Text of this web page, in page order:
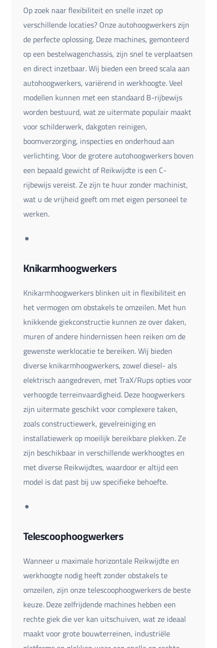
Op zoek naar flexibiliteit en snelle inzet op
verschillende locaties? Onze autohoogwerkers zijn
de perfecte oplossing. Deze machines, gemonteerd
op een bestelwagenchassis, zijn snel te verplaatsen
en direct inzetbaar. Wij bieden een breed scala aan
autohoogwerkers, variërend in werkhoogte. Veel
modellen kunnen met een standaard B-rijbewijs
worden bestuurd, wat ze uitermate populair maakt
voor schilderwerk, dakgoten reinigen,
boomverzorging, inspecties en onderhoud aan
verlichting. Voor de grotere autohoogwerkers boven
een bepaald gewicht of Reikwijdte is een C-
rijbewijs vereist. Ze zijn te huur zonder machinist,
wat u de vrijheid geeft om met eigen personeel te
werken.
Knikarmhoogwerkers
Knikarmhoogwerkers blinken uit in flexibiliteit en
het vermogen om obstakels te omzeilen. Met hun
knikkende giekconstructie kunnen ze over daken,
muren of andere hindernissen heen reiken om de
gewenste werklocatie te bereiken. Wij bieden
diverse knikarmhoogwerkers, zowel diesel- als
elektrisch aangedreven, met TraX/Rups opties voor
verhoogde terreinvaardigheid. Deze hoogwerkers
zijn uitermate geschikt voor complexere taken,
zoals constructiewerk, gevelreiniging en
installatiewerk op moeilijk bereikbare plekken. Ze
zijn beschikbaar in verschillende werkhoogtes en
met diverse Reikwijdtes, waardoor er altijd een
model is dat past bij uw specifieke behoefte.
Telescoophoogwerkers
Wanneer u maximale horizontale Reikwijdte en
werkhoogte nodig heeft zonder obstakels te
omzeilen, zijn onze telescoophoogwerkers de beste
keuze. Deze zelfrijdende machines hebben een
rechte giek die ver kan uitschuiven, wat ze ideaal
maakt voor grote bouwterreinen, industriële